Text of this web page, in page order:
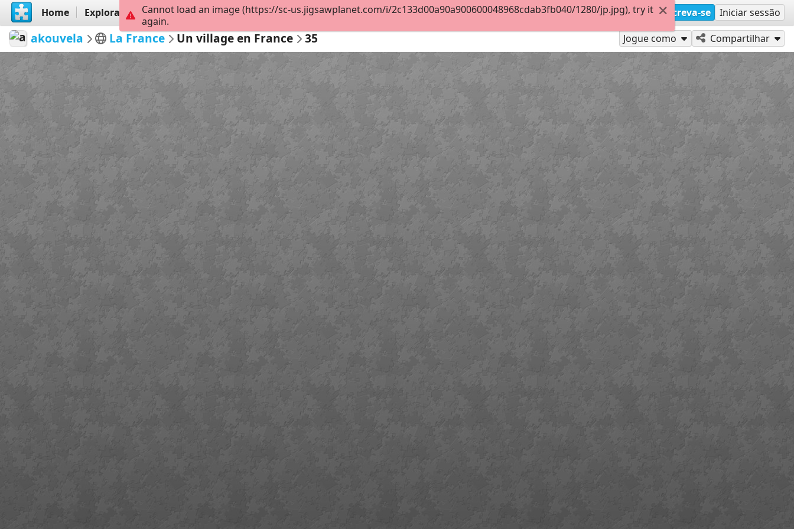
Home Explorar Criar Inscreva-se Iniciar sessão
akouvela La France Un village en France 35 Jogue como Compartilhar
Cannot load an image (https://sc-us.jigsawplanet.com/i/2c133d00a90a900600048968cdab3fb040/1280/jp.jpg), try it
again.